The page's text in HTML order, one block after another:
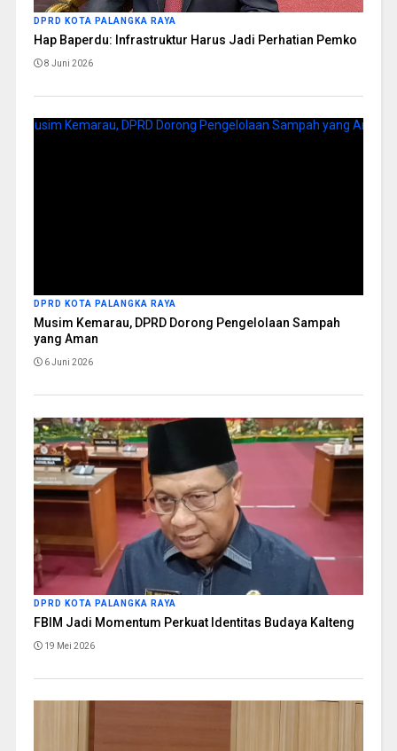
DPRD KOTA PALANGKA RAYA
Hap Baperdu: Infrastruktur Harus Jadi Perhatian Pemko
8 Juni 2026
DPRD KOTA PALANGKA RAYA
Musim Kemarau, DPRD Dorong Pengelolaan Sampah
yang Aman
6 Juni 2026
DPRD KOTA PALANGKA RAYA
FBIM Jadi Momentum Perkuat Identitas Budaya Kalteng
19 Mei 2026